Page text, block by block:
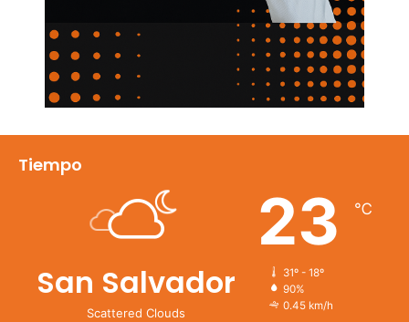
Tiempo
San Salvador
Scattered Clouds
23 ℃
31º - 18º
90%
0.45 km/h